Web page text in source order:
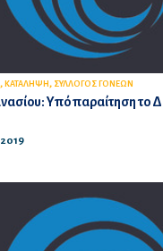
, ΚΑΤΑΛΗΨΗ , ΣΥΛΛΟΓΟΣ ΓΟΝΕΩΝ
Υπό παραίτηση το